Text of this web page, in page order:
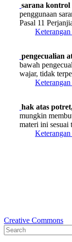
sarana kontrol
penggunaan
Pasal 11
pengecualian
bawah
wajar, tidak
hak atas
mungkin
materi ini sesuai
Creative Commons